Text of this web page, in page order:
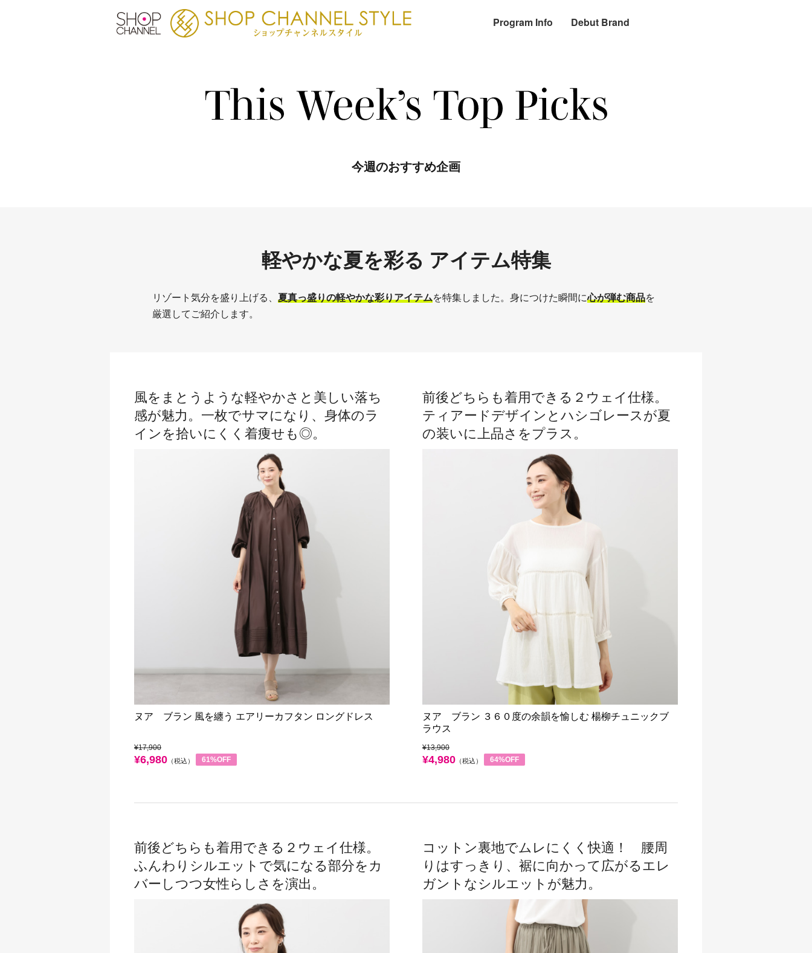
Program Info Debut Brand
今週のおすすめ企画
軽やかな夏を彩る アイテム特集
リゾート気分を盛り上げる、 夏真っ盛りの軽やかな彩りアイテムを特集しました。身につけた瞬間に心が弾む商品を
厳選してご紹介します。
風をまとうような軽やかさと美しい落ち
感が魅力。一枚でサマになり、身体のラ
インを拾いにくく着痩せも◎。
ヌア ブラン 風を纏う エアリーカフタン ロングドレス
¥17,900
¥6,980 （税込） 61%OFF
前後どちらも着用できる２ウェイ仕様。
ティアードデザインとハシゴレースが夏
の装いに上品さをプラス。
ヌア ブラン ３６０度の余韻を愉しむ 楊柳チュニックブ
ラウス
¥13,900
¥4,980 （税込） 64%OFF
前後どちらも着用できる２ウェイ仕様。
ふんわりシルエットで気になる部分をカ
バーしつつ女性らしさを演出。
コットン裏地でムレにくく快適！ 腰周
りはすっきり、裾に向かって広がるエレ
ガントなシルエットが魅力。